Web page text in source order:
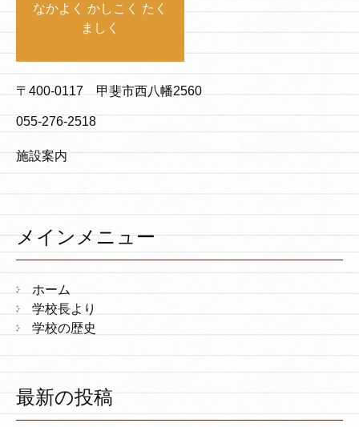
なかよく かしこく たく
ましく
〒400-0117 甲斐市西八幡2560
055-276-2518
施設案内
メインメニュー
ホーム
学校長より
学校の歴史
最新の投稿